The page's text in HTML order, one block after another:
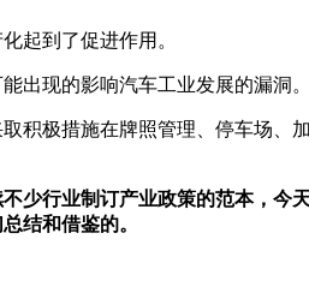
起到了促进作用。
出现的影响汽车工业发展的漏洞。
取积极措施在牌照管理、停车场、
少行业制订产业政策的范本，今
结和借鉴的。